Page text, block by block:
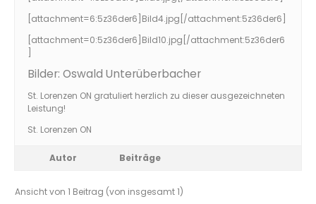
[attachment=6:5z36der6] Bild4.jpg [/attachment:5z36der6]
[attachment=0:5z36der6] Bild10.jpg [/attachment:5z36der6
Bilder: Oswald Unterüberbacher
St. Lorenzen ON gratuliert herzlich zu dieser ausgezeichneten
Leistung!
St. Lorenzen ON
Autor Beiträge
Ansicht von 1 Beitrag (von insgesamt 1)